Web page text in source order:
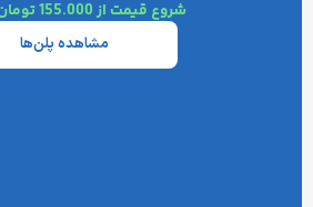
شروع قیمت از 155.000 تومان ماهیانه
مشاهده پلن‌ها